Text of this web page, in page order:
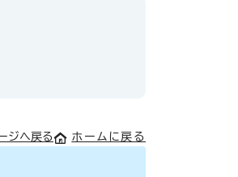
ジへ戻る ホームに戻る